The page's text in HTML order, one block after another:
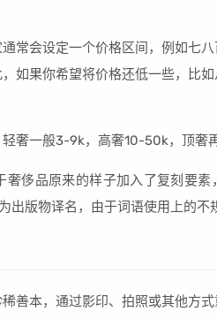
常会设定一个价格区间，例如七
如果你希望将价格还低一些，比
奢一般3-9k，高奢10-50k，顶奢再
侈品原来的样子加入了复刻要
出版物译名，由于词语使用上的
善本，通过影印、拍照或其他方